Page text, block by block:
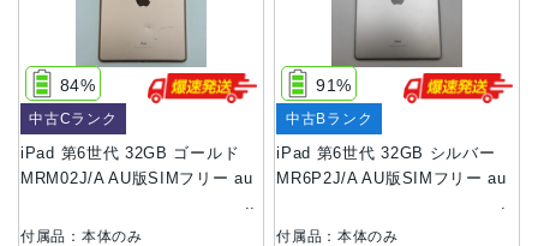
iPad 第6世代 32GB ゴールド
MRM02J/A AU版SIMフリー au
84%
中古Cランク
付属品：本体のみ
iPad 第6世代 32GB シルバー
MR6P2J/A AU版SIMフリー au
91%
中古Bランク
付属品：本体のみ